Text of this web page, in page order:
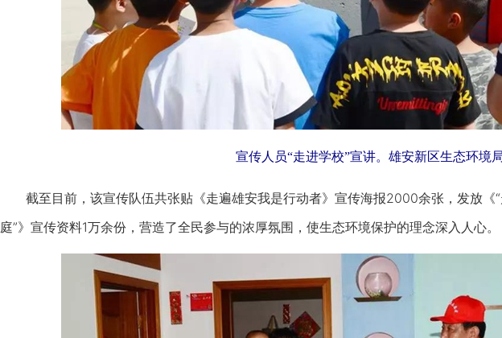
宣传人员“走进学校”宣讲。雄安新区生态环境
截至目前，该宣传队伍共张贴《走遍雄安我是行动者》宣传海报2000余张，发放《“
庭”》宣传资料1万余份，营造了全民参与的浓厚氛围，使生态环境保护的理念深入人心。